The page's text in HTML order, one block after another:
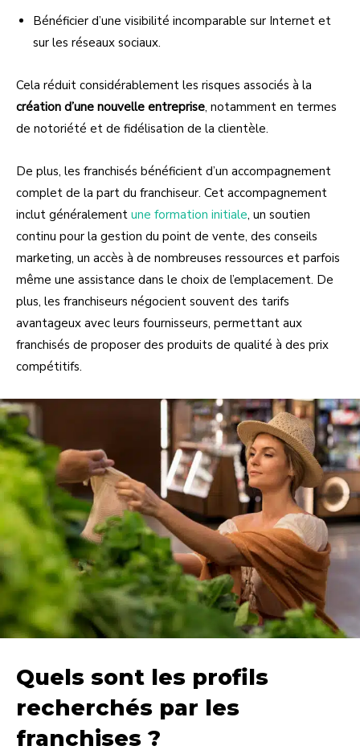
Bénéficier d’une visibilité incomparable sur Internet et
sur les réseaux sociaux.
Cela réduit considérablement les risques associés à la
création d’une nouvelle entreprise, notamment en termes
de notoriété et de fidélisation de la clientèle.
De plus, les franchisés bénéficient d’un accompagnement
complet de la part du franchiseur. Cet accompagnement
inclut généralement une formation initiale, un soutien
continu pour la gestion du point de vente, des conseils
marketing, un accès à de nombreuses ressources et parfois
même une assistance dans le choix de l’emplacement. De
plus, les franchiseurs négocient souvent des tarifs
avantageux avec leurs fournisseurs, permettant aux
franchisés de proposer des produits de qualité à des prix
compétitifs.
Quels sont les profils
recherchés par les
franchises ?